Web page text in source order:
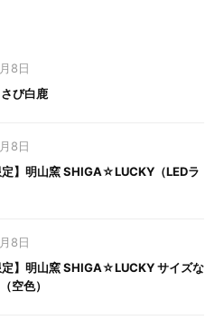
8日
び白鹿
8日
定】明山窯 SHIGA☆LUCKY（LEDラ
8日
定】明山窯 SHIGA☆LUCKY サイズな
空色）